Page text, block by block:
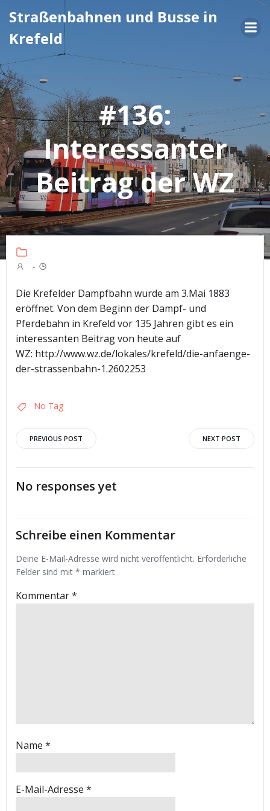
Inhalt
Straßenbahnen und Busse in
Krefeld
#136:
Interessanter
Beitrag der WZ
-
Die Krefelder Dampfbahn wurde am 3.Mai 1883
eröffnet. Von dem Beginn der Dampf- und
Pferdebahn in Krefeld vor 135 Jahren gibt es ein
interessanten Beitrag von heute auf
WZ: http://www.wz.de/lokales/krefeld/die-anfaenge-
der-strassenbahn-1.2602253
No Tag
Post
navigation
PREVIOUS POST
navigation
NEXT POST
No responses yet
Schreibe einen Kommentar
Deine E-Mail-Adresse wird nicht veröffentlicht. Erforderliche
Felder sind mit * markiert
Kommentar*
Name *
E-Mail-Adresse *